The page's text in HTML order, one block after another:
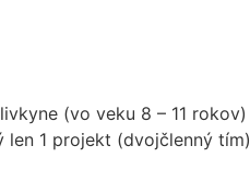
(vo veku 8 – 11
1 projekt (dvojčlenný